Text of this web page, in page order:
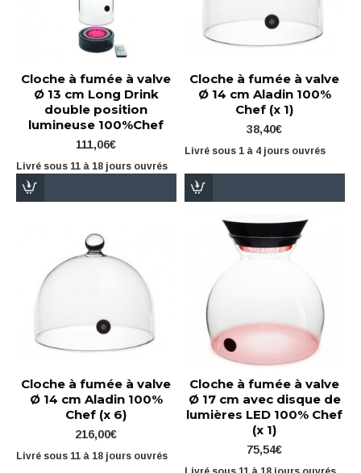
Cloche à fumée à valve
Ø 13 cm Long Drink
double position
lumineuse 100%Chef
111,06€
Livré sous 11 à 18 jours ouvrés
Cloche à fumée à valve
Ø 14 cm Aladin 100%
Chef (x 1)
38,40€
Livré sous 1 à 4 jours ouvrés
Cloche à fumée à valve
Ø 14 cm Aladin 100%
Chef (x 6)
216,00€
Livré sous 11 à 18 jours ouvrés
Cloche à fumée à valve
Ø 17 cm avec disque de
lumières LED 100% Chef
(x 1)
75,54€